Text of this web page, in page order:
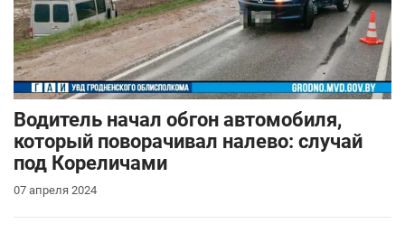
Водитель начал обгон автомобиля,
который поворачивал налево: случай
под Кореличами
07 апреля 2024